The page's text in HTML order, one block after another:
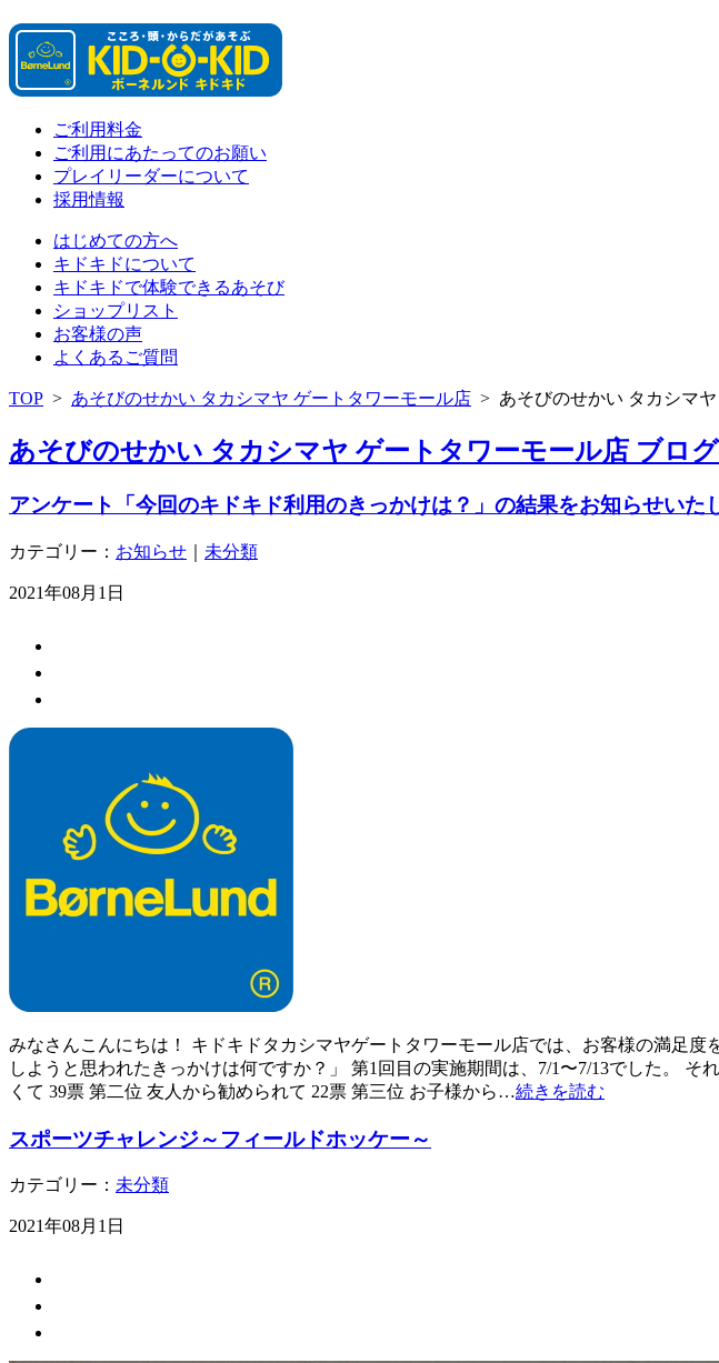
ご利用料金
ご利用にあたってのお願い
プレイリーダーについて
採用情報
はじめての方へ
キドキドについて
キドキドで体験できるあそび
ショップリスト
お客様の声
よくあるご質問
TOP > あそびのせかい タカシマヤ ゲートタワーモール店 > あそびのせかい タカシマ
あそびのせかい タカシマヤ ゲートタワーモール店 ブロ
アンケート「今回のキドキド利用のきっかけは？」の結果をお知らせいた
カテゴリー： お知らせ 未分類
2021年08月1日
みなさんこんにちは！ キドキドタカシマヤゲートタワーモール店では、お客様の満足
しようと思われたきっかけは何ですか？」 第1回目の実施期間は、7/1〜7/13でした。
くて 39票 第二位 友人から勧められて 22票 第三位 お子様から…続きを読む
スポーツチャレンジ～フィールドホッケー～
カテゴリー： 未分類
2021年08月1日